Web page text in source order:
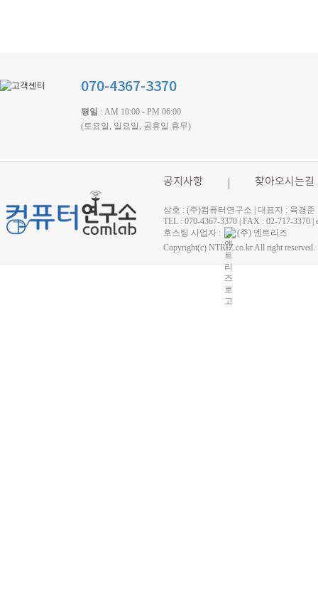
070-4367-3370
평일 : AM 10:00 - PM 06:00
(토요일, 일요일, 공휴일 휴무)
공지사항 찾아오시는길
상호 : (주)컴퓨터연구소 | 대표자 : 육경
TEL : 070-4367-3370 | FAX : 02-717-
호스팅 사업자 :
(주) 엔트리즈
Copyright(c) NTRIZ.co.kr All right reserved.